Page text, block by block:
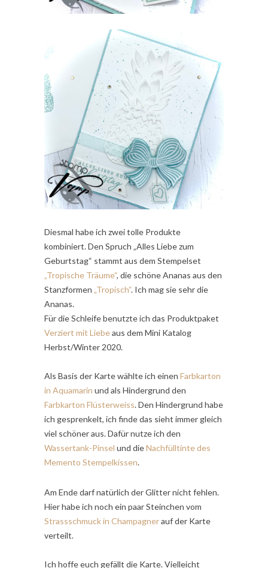
Diesmal habe ich zwei tolle Produkte
kombiniert. Den Spruch „Alles Liebe zum
Geburtstag“ stammt aus dem Stempelset
„Tropische Träume“, die schöne Ananas aus den
Stanzformen „Tropisch“. Ich mag sie sehr die
Ananas.
Für die Schleife benutzte ich das Produktpaket
Verziert mit Liebeaus dem Mini Katalog
Herbst/Winter 2020.
Als Basis der Karte wählte ich einen Farbkarton
in Aquamarin und als Hindergrund den
Farbkarton Flüsterweiss. Den Hindergrund habe
ich gesprenkelt, ich finde das sieht immer gleich
viel schöner aus. Dafür nutze ich den
Wassertank-Pinsel und dieNachfülltinte des
Memento Stempelkissen.
Am Ende darf natürlich der Glitter nicht fehlen.
Hier habe ich noch ein paar Steinchen vom
Strassschmuck in Champagnerauf der Karte
verteilt.
Ich hoffe euch gefällt die Karte. Vielleicht